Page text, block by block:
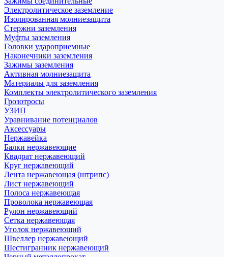
Электролитическое заземление
Изолированная молниезащита
Стержни заземления
Муфты заземления
Головки удароприемные
Наконечники заземления
Зажимы заземления
Активная молниезащита
Материалы для заземления
Комплекты электролитического заземления
Грозотросы
УЗИП
Уравнивание потенциалов
Аксессуары
Нержавейка
Балки нержавеющие
Квадрат нержавеющий
Круг нержавеющий
Лента нержавеющая (штрипс)
Лист нержавеющий
Полоса нержавеющая
Проволока нержавеющая
Рулон нержавеющий
Сетка нержавеющая
Уголок нержавеющий
Швеллер нержавеющий
Шестигранник нержавеющий